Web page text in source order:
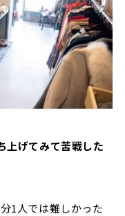
げてみて苦戦した
1人では難しかった